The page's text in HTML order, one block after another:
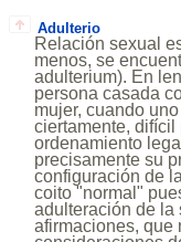
Adulterio
Relación sexual
menos, se
adulterium). En
persona casada
mujer, cuando
ciertamente,
ordenamiento
precisamente su
configuración de
coito "normal"
adulteración de la
afirmaciones, que